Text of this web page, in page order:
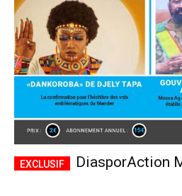
DiasporAction